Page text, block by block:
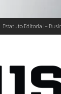
Estatuto Editorial –